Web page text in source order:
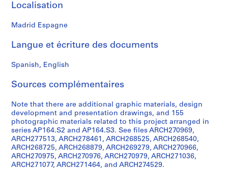
P
l
d
p
r
t
i
v
o
y
p
i
Localisation
Madrid Espagne
Langue et écriture des documents
Spanish, English
Sources complémentaires
Note that there are additional graphic materials, design
development and presentation drawings, and 155
photographic materials related to this project arranged in
series AP164.S2 and AP164.S3. See files ARCH270969,
ARCH277513, ARCH278461, ARCH268525, ARCH268540,
ARCH268725, ARCH268879, ARCH269279, ARCH270966,
ARCH270975, ARCH270976, ARCH270979, ARCH271036,
ARCH271077, ARCH271464, and ARCH274529.